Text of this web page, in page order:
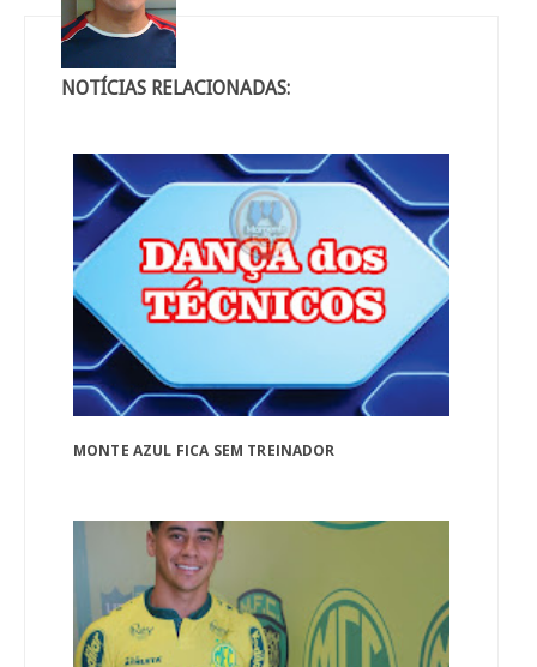
NOTÍCIAS RELACIONADAS:
MONTE AZUL FICA SEM TREINADOR